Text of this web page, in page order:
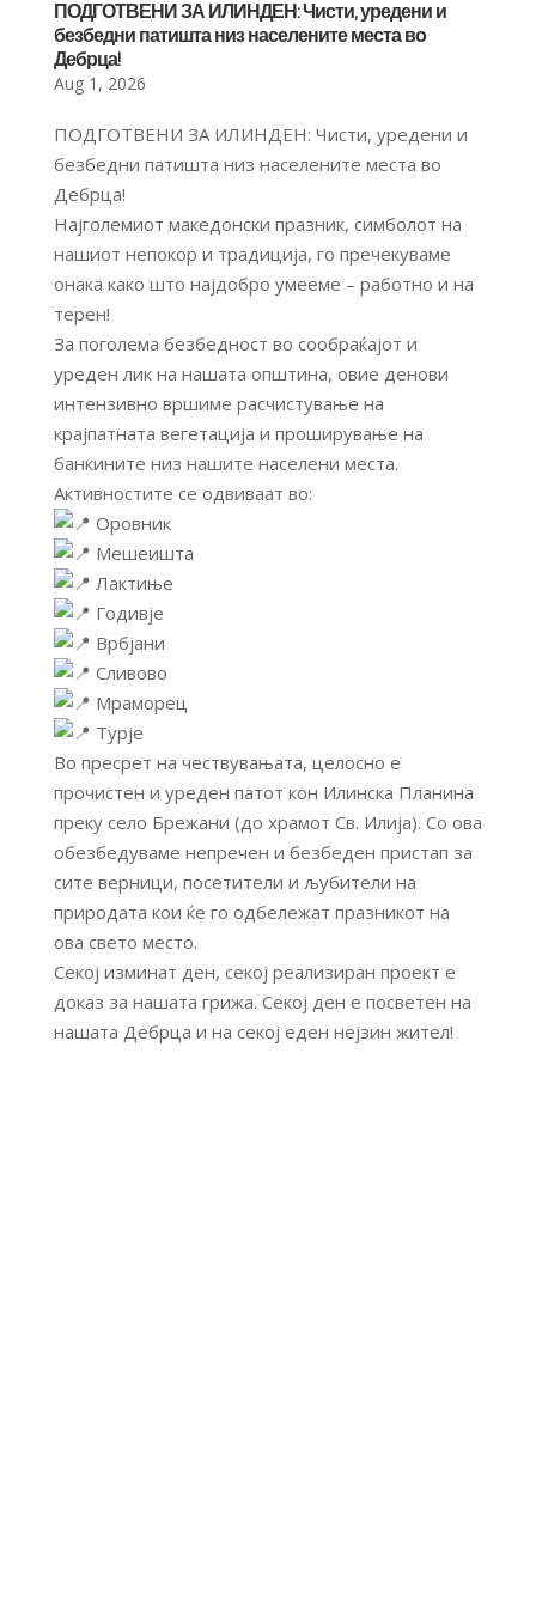
ПОДГОТВЕНИ ЗА ИЛИНДЕН: Чисти, уредени и
безбедни патишта низ населените места во
Дебрца!
Aug 1, 2026
ПОДГОТВЕНИ ЗА ИЛИНДЕН: Чисти, уредени и
безбедни патишта низ населените места во
Дебрца!
Најголемиот македонски празник, симболот на
нашиот непокор и традиција, го пречекуваме
онака како што најдобро умееме – работно и на
терен!
За поголема безбедност во сообраќајот и
уреден лик на нашата општина, овие денови
интензивно вршиме расчистување на
крајпатната вегетација и проширување на
банкините низ нашите населени места.
Активностите се одвиваат во:
Оровник
Мешеишта
Лактиње
Годивје
Врбјани
Сливово
Мраморец
Турје
Во пресрет на чествувањата, целосно е
прочистен и уреден патот кон Илинска Планина
преку село Брежани (до храмот Св. Илија). Со ова
обезбедуваме непречен и безбеден пристап за
сите верници, посетители и љубители на
природата кои ќе го одбележат празникот на
ова свето место.
Секој изминат ден, секој реализиран проект е
доказ за нашата грижа. Секој ден е посветен на
нашата Дебрца и на секој еден нејзин жител!